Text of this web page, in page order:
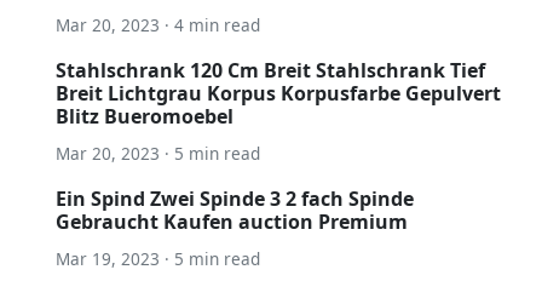
Mar 20, 2023 · 4 min read
Stahlschrank 120 Cm Breit Stahlschrank Tief
Breit Lichtgrau Korpus Korpusfarbe Gepulvert
Blitz Bueromoebel
Mar 20, 2023 · 5 min read
Ein Spind Zwei Spinde 3 2 fach Spinde
Gebraucht Kaufen auction Premium
Mar 19, 2023 · 5 min read